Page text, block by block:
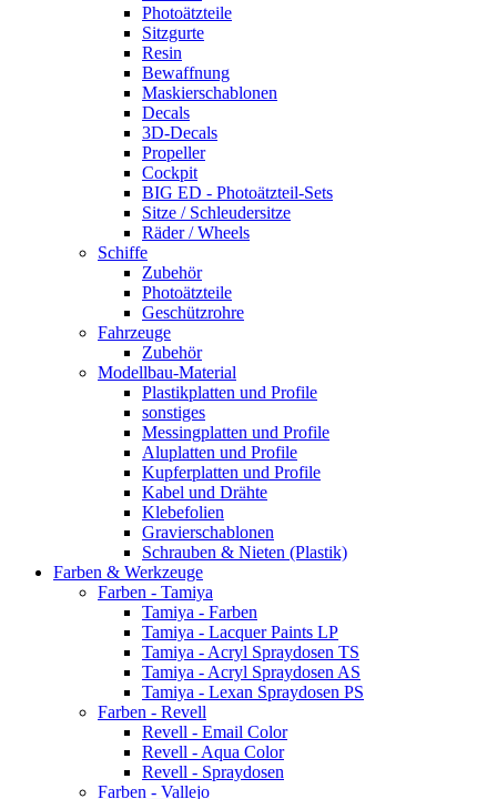
Photoätzteile
Sitzgurte
Resin
Bewaffnung
Maskierschablonen
Decals
3D-Decals
Propeller
Cockpit
BIG ED - Photoätzteil-Sets
Sitze / Schleudersitze
Räder / Wheels
Schiffe
Zubehör
Photoätzteile
Geschützrohre
Fahrzeuge
Zubehör
Modellbau-Material
Plastikplatten und Profile
sonstiges
Messingplatten und Profile
Aluplatten und Profile
Kupferplatten und Profile
Kabel und Drähte
Klebefolien
Gravierschablonen
Schrauben & Nieten (Plastik)
Farben & Werkzeuge
Farben - Tamiya
Tamiya - Farben
Tamiya - Lacquer Paints LP
Tamiya - Acryl Spraydosen TS
Tamiya - Acryl Spraydosen AS
Tamiya - Lexan Spraydosen PS
Farben - Revell
Revell - Email Color
Revell - Aqua Color
Revell - Spraydosen
Farben - Vallejo